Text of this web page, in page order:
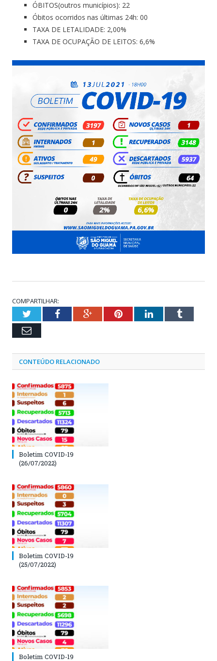
ÓBITOS(outros municípios): 22
Óbitos ocorridos nas últimas 24h: 00
TAXA DE LETALIDADE: 2,00%
TAXA DE OCUPAÇÃO DE LEITOS: 6,6%
COMPARTILHAR:
TwitterFacebookGoogle+PinterestLinkedInTumblr
Email
CONTEÚDO RELACIONADO
Boletim COVID-19
(26/07/2022)
Boletim COVID-19
(25/07/2022)
Boletim COVID-19